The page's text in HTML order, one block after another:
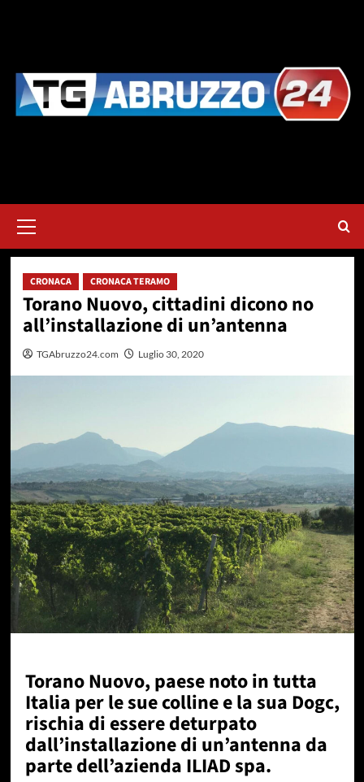
principale
CRONACA CRONACA TERAMO
Torano Nuovo, cittadini dicono no
all’installazione di un’antenna
TGAbruzzo24.com Luglio 30, 2020
Torano Nuovo, paese noto in tutta
Italia per le sue colline e la sua Dogc,
rischia di essere deturpato
dall’installazione di un’antenna da
parte dell’azienda ILIAD spa.